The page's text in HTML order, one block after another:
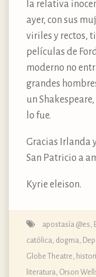
la relativa
ayer, con sus
viriles y rectos,
películas de
moderno no
grandes
un
lo fue.
Gracias Irlanda
San Patricio a
Kyrie eleison.
apostasía @es
católica, dogma,
Globe Theatre
literatura Orson